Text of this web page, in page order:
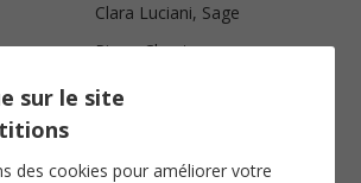
Clara Luciani, Sage
Piano Chant
Do majeur
5
sur le site
des cookies pour améliorer votre